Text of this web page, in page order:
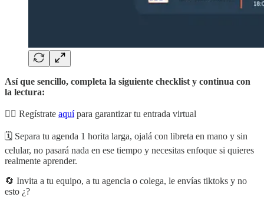
Así que sencillo, completa la siguiente checklist y continua con
la lectura:
👉🏻 Regístrate aquípara garantizar tu entrada virtual
🗓️ Separa tu agenda 1 horita larga, ojalá con libreta en mano y sin
celular, no pasará nada en ese tiempo y necesitas enfoque si quieres
realmente aprender.
🔄 Invita a tu equipo, a tu agencia o colega, le envías tiktoks y no
esto ¿?